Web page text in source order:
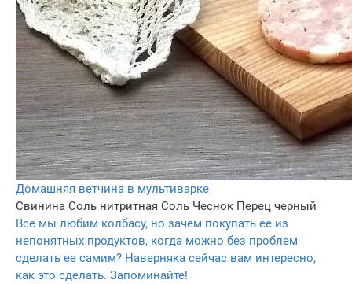
Домашняя ветчина в мультиварке
Свинина Соль нитритная Соль Чеснок Перец черный
Все мы любим колбасу, но зачем покупать ее из
непонятных продуктов, когда можно без проблем
сделать ее самим? Наверняка сейчас вам интересно,
как это сделать. Запоминайте!